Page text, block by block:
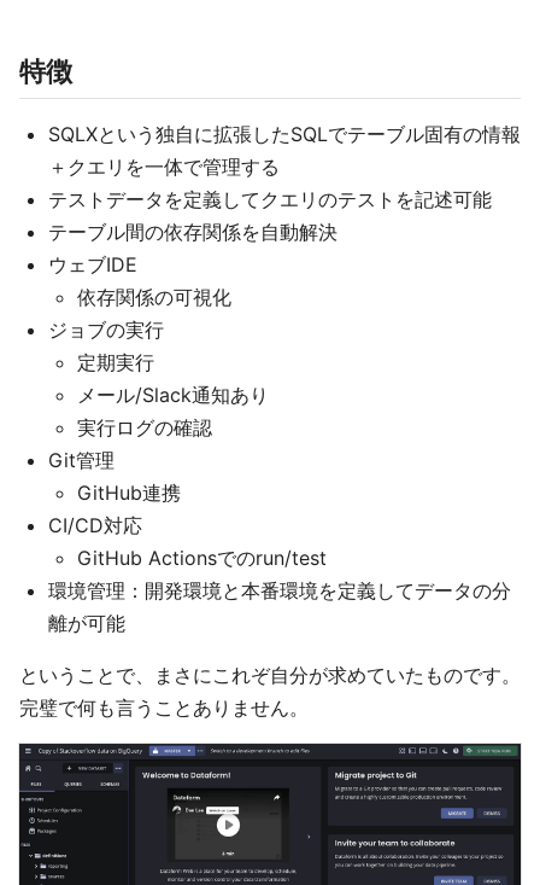
特徴
SQLXという独自に拡張したSQLでテーブル固有の情報
＋クエリを一体で管理する
テストデータを定義してクエリのテストを記述可能
テーブル間の依存関係を自動解決
ウェブIDE
依存関係の可視化
ジョブの実行
定期実行
メール/Slack通知あり
実行ログの確認
Git管理
GitHub連携
CI/CD対応
GitHub Actionsでのrun/test
環境管理：開発環境と本番環境を定義してデータの分
離が可能
ということで、まさにこれぞ自分が求めていたものです。
完璧で何も言うことありません。